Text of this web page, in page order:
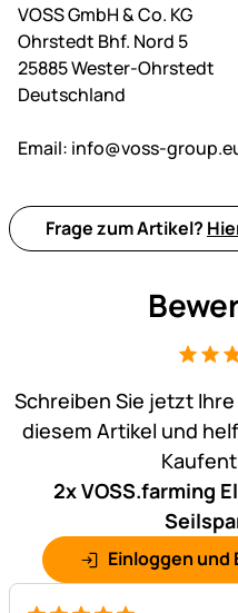
VOSS GmbH & Co. KG
Ohrstedt Bhf. Nord 5
25885 Wester-Ohrstedt
Deutschland
Email: info@voss-
Frage zum Artikel?
15
Schreiben Sie jetzt
diesem Artikel und
2x VOSS.farming
Einloggen